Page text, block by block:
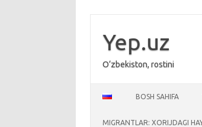
content
Yep.uz
O‘zbekiston, rostini
BOSH SAHIFA
MIGRANTLAR: XORIJDAGI